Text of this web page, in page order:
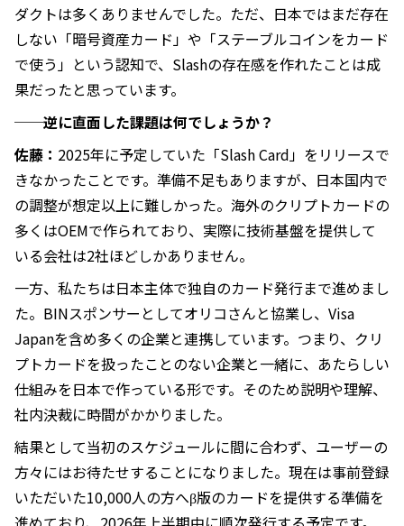
ダクトは多くありませんでした。ただ、日本ではまだ存在
しない「暗号資産カード」や「ステーブルコインをカード
で使う」という認知で、Slashの存在感を作れたことは成
果だったと思っています。
──逆に直面した課題は何でしょうか？
佐藤： 2025年に予定していた「Slash Card」をリリースで
きなかったことです。準備不足もありますが、日本国内で
の調整が想定以上に難しかった。海外のクリプトカードの
多くはOEMで作られており、実際に技術基盤を提供して
いる会社は2社ほどしかありません。
一方、私たちは日本主体で独自のカード発行まで進めまし
た。BINスポンサーとしてオリコさんと協業し、Visa
Japanを含め多くの企業と連携しています。つまり、クリ
プトカードを扱ったことのない企業と一緒に、あたらしい
仕組みを日本で作っている形です。そのため説明や理解、
社内決裁に時間がかかりました。
結果として当初のスケジュールに間に合わず、ユーザーの
方々にはお待たせすることになりました。現在は事前登録
いただいた10,000人の方へβ版のカードを提供する準備を